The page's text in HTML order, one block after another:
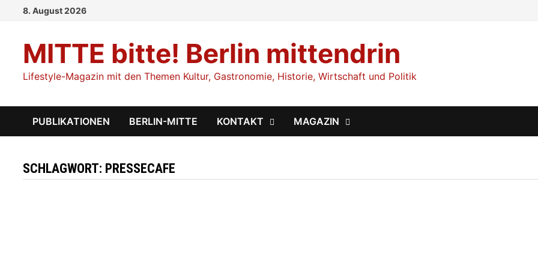
8. August 2026
MITTE bitte! Berlin mittendrin
Lifestyle-Magazin mit den Themen Kultur, Gastronomie, Historie, Wirtschaft und Politik
PUBLIKATIONEN BERLIN-MITTE KONTAKT MAGAZIN
SCHLAGWORT: PRESSECAFE